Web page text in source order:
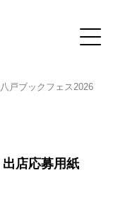
戸ブックフェス2026
店応募用紙